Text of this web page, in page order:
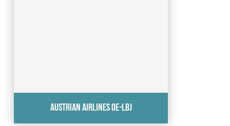
Austrian Airlines OE-LBJ